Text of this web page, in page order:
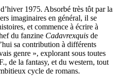
1975. Absorbé très tôt par la
imaginaires en général, il se
et commence à écrire à
du fanzine Cadavrexquis de
sa contribution à différents
genre », explorant sous toutes
de la fantasy, et du western, tout
cycle de romans.